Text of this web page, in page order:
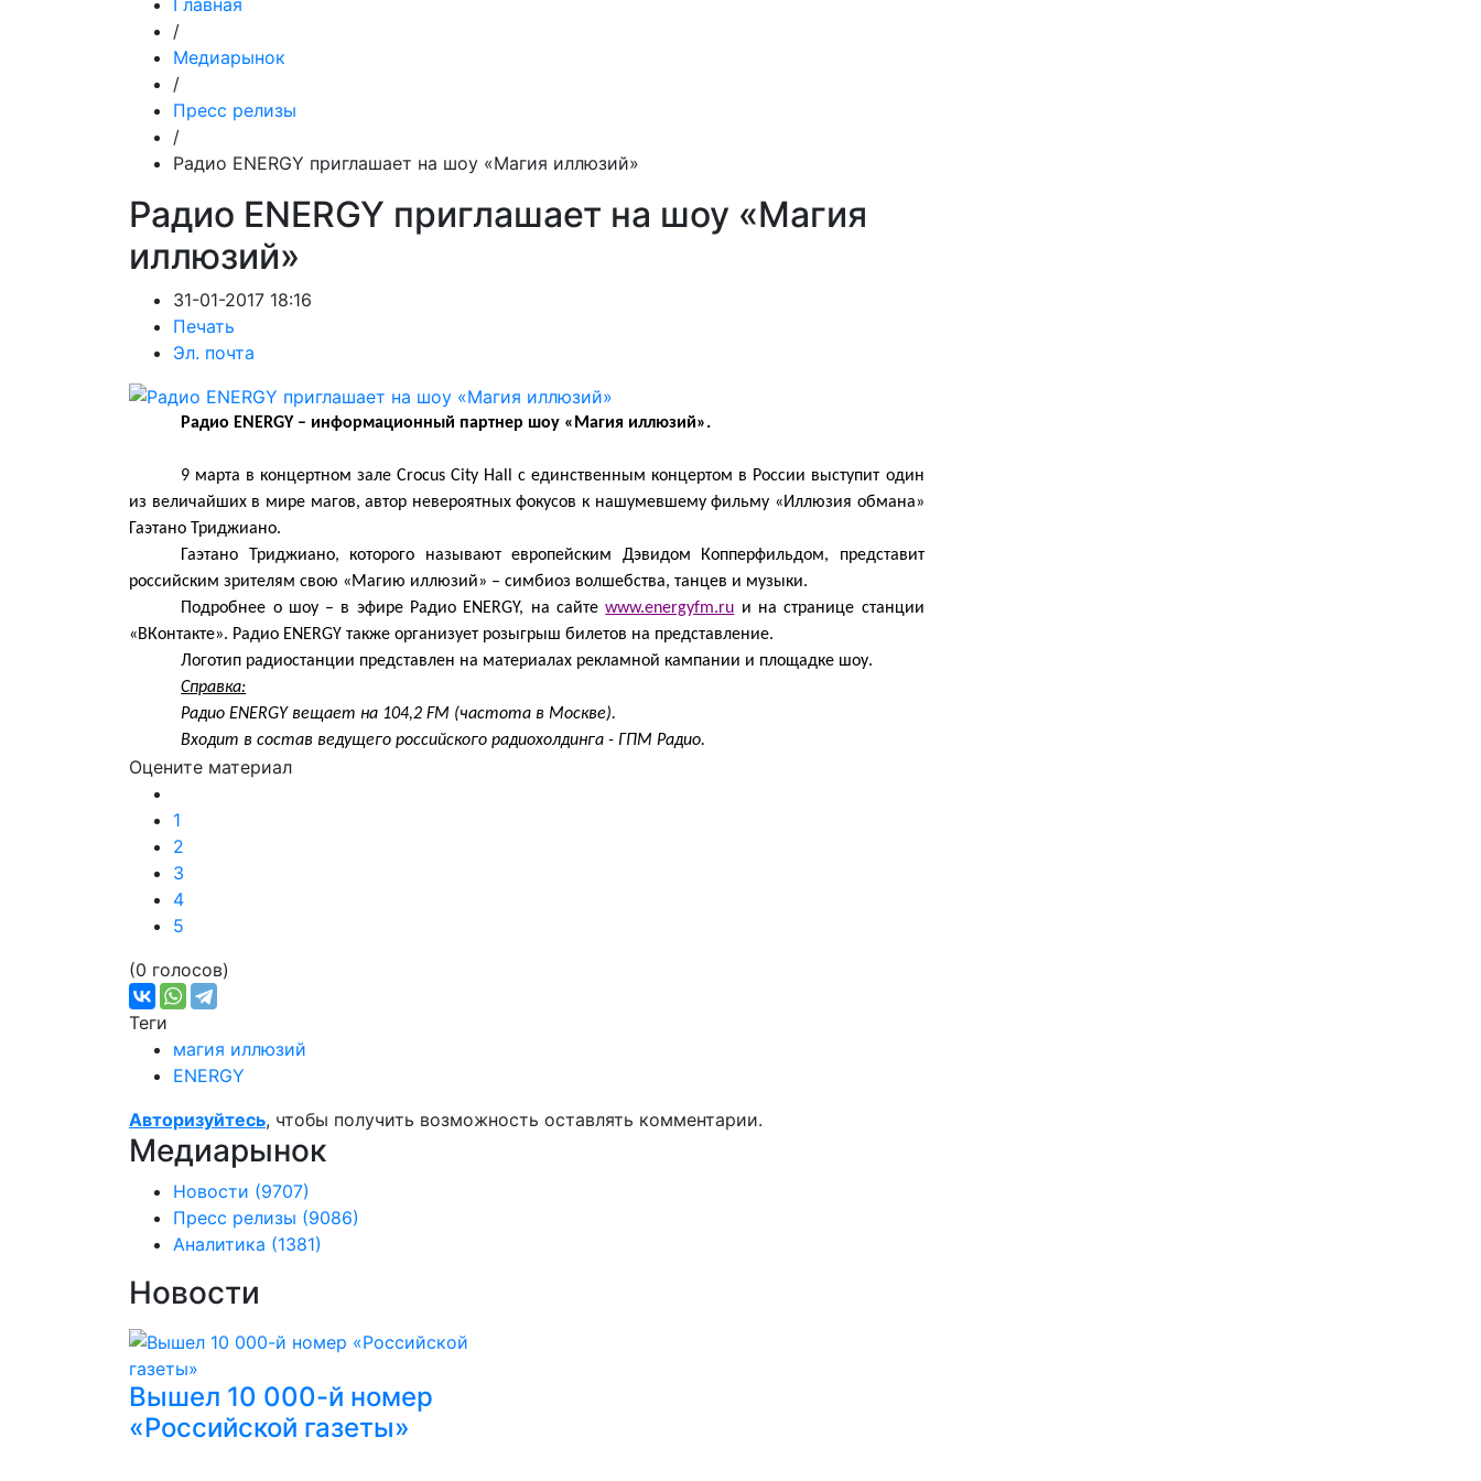
Главная
/
Медиарынок
/
Пресс релизы
/
Радио ENERGY приглашает на шоу «Магия иллюзий»
Радио ENERGY приглашает на шоу «Магия
иллюзий»
31-01-2017 18:16
Печать
Эл. почта
Радио ENERGY – информационный партнер шоу «Магия иллюзий».
9 марта в концертном зале Crocus City Hall с единственным концертом в России выступит один
из величайших в мире магов, автор невероятных фокусов к нашумевшему фильму «Иллюзия обмана»
Гаэтано Триджиано.
Гаэтано Триджиано, которого называют европейским Дэвидом Копперфильдом, представит
российским зрителям свою «Магию иллюзий» – симбиоз волшебства, танцев и музыки.
Подробнее о шоу – в эфире Радио ENERGY, на сайтеwww.energyfm.ru и на странице станции
«ВКонтакте». Радио ENERGY также организует розыгрыш билетов на представление.
Логотип радиостанции представлен на материалах рекламной кампании и площадке шоу.
Справка:
Радио ENERGY вещает на 104,2 FM (частота в Москве).
Входит в состав ведущего российского радиохолдинга - ГПМ Радио.
Оцените материал
1
2
3
4
5
(0 голосов)
Теги
магия иллюзий
ENERGY
Авторизуйтесь, чтобы получить возможность оставлять комментарии.
Медиарынок
Новости (9707)
Пресс релизы (9086)
Аналитика (1381)
Новости
Вышел 10 000-й номер
«Российской газеты»